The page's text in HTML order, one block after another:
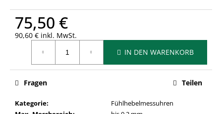
75,50 €
90,60 € inkl. MwSt.
IN DEN WARENKORB
Kategorie:
Fühlhebelmessuhren
Fragen Teilen